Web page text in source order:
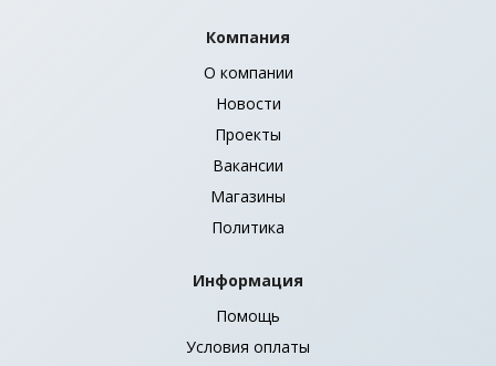
Компания
О компании
Новости
Проекты
Вакансии
Магазины
Политика
Информация
Помощь
Условия оплаты